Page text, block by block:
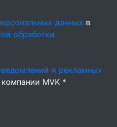
данных в
обработки
и рекламных
MVK *